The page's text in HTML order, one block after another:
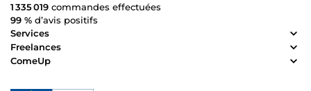
1 335 019 commandes effectuées
99 % d’avis positifs
Services
Freelances
ComeUp